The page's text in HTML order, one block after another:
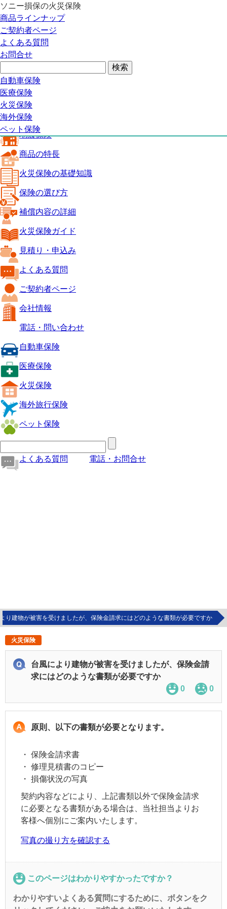
ソニー損保の火災保険
商品ラインナップ
ご契約者ページ
よくある質問
お問合せ
自動車保険
医療保険
火災保険
海外保険
ペット保険
火災保険トップ
地震保険
商品の特長
火災保険の基礎知識
保険の選び方
火災保険ガイド
見積り・申込み
よくある質問
火災保険トップ
地震保険
商品の特長
火災保険の基礎知識
保険の選び方
補償内容の詳細
火災保険ガイド
見積り・申込み
よくある質問
ご契約者ページ
会社情報
電話・問い合わせ
自動車保険
医療保険
火災保険
海外旅行保険
ペット保険
よくある質問 電話・お問合せ
り建物が被害を受けましたが、保険金請求にはどのような書類が必要ですか
火災保険
台風により建物が被害を受けましたが、保険金請
求にはどのような書類が必要ですか
0
0
原則、以下の書類が必要となります。
・ 保険金請求書
・ 修理見積書のコピー
・ 損傷状況の写真
契約内容などにより、上記書類以外で保険金請求
に必要となる書類がある場合は、当社担当よりお
客様へ個別にご案内いたします。
写真の撮り方を確認する
このページはわかりやすかったですか？
わかりやすいよくある質問にするために、ボタンをク